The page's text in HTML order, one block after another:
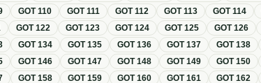
GOT110 GOT111 GOT112 GOT113 GOT114
GOT122 GOT123 GOT124 GOT125 GOT126
GOT134 GOT135 GOT136 GOT137 GOT138
GOT146 GOT147 GOT148 GOT149 GOT150
GOT158 GOT159 GOT160 GOT161 GOT162